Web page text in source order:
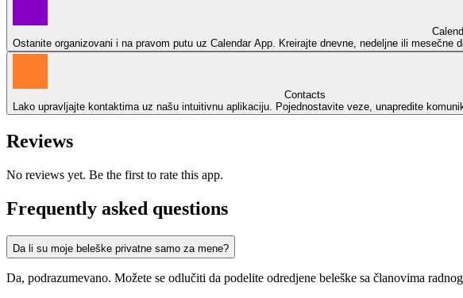
Ostanite organizovani i na pravom putu uz Calendar App. Kreirajte dnevne, nedeljne ili
Contacts
Lako upravljajte kontaktima uz našu intuitivnu aplikaciju. Pojednostavite veze, unapredite
Reviews
No reviews yet. Be the first to rate this app.
Frequently asked questions
Da li su moje beleške privatne samo za mene?
Da, podrazumevano. Možete se odlučiti da podelite odredjene beleške sa članovima